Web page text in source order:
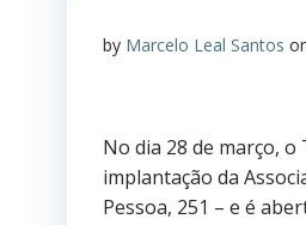
by Marcelo Leal Santos
No dia 28 de março,
implantação da
Pessoa, 251 – e é